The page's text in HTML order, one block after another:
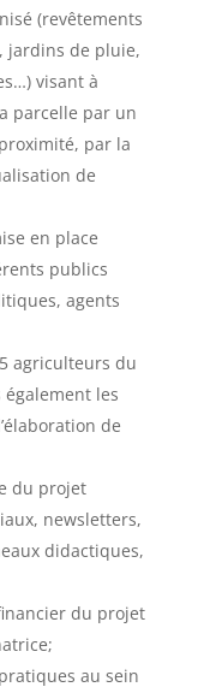
(revêtements
jardins de pluie,
visant à
parcelle par un
par la
de
en place
publics
agents
agriculteurs du
également les
de
du projet
newsletters,
didactiques,
du projet
au sein